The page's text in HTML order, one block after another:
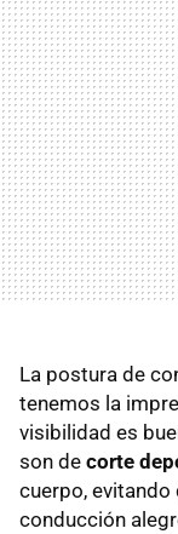
La postura de
tenemos la
visibilidad es
son de corte
cuerpo, evitando
conducción